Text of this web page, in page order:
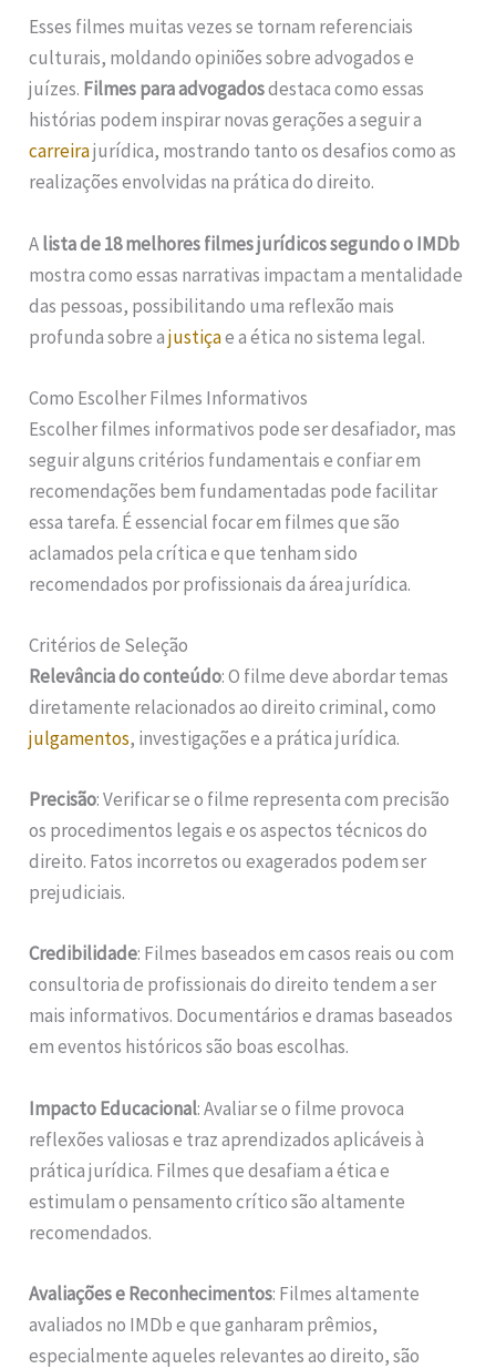
Esses filmes muitas vezes se tornam referenciais
culturais, moldando opiniões sobre advogados e
juízes. Filmes para advogadosdestaca como essas
histórias podem inspirar novas gerações a seguir a
carreirajurídica, mostrando tanto os desafios como as
realizações envolvidas na prática do direito.
Alista de 18 melhores filmes jurídicos segundo o IMDb
mostra como essas narrativas impactam a mentalidade
das pessoas, possibilitando uma reflexão mais
profunda sobre ajustiçae a ética no sistema legal.
Como Escolher Filmes Informativos
Escolher filmes informativos pode ser desafiador, mas
seguir alguns critérios fundamentais e confiar em
recomendações bem fundamentadas pode facilitar
essa tarefa. É essencial focar em filmes que são
aclamados pela crítica e que tenham sido
recomendados por profissionais da área jurídica.
Critérios de Seleção
Relevância do conteúdo: O filme deve abordar temas
diretamente relacionados ao direito criminal, como
julgamentos, investigações e a prática jurídica.
Precisão: Verificar se o filme representa com precisão
os procedimentos legais e os aspectos técnicos do
direito. Fatos incorretos ou exagerados podem ser
prejudiciais.
Credibilidade: Filmes baseados em casos reais ou com
consultoria de profissionais do direito tendem a ser
mais informativos. Documentários e dramas baseados
em eventos históricos são boas escolhas.
Impacto Educacional: Avaliar se o filme provoca
reflexões valiosas e traz aprendizados aplicáveis à
prática jurídica. Filmes que desafiam a ética e
estimulam o pensamento crítico são altamente
recomendados.
Avaliações e Reconhecimentos: Filmes altamente
avaliados no IMDb e que ganharam prêmios,
especialmente aqueles relevantes ao direito, são